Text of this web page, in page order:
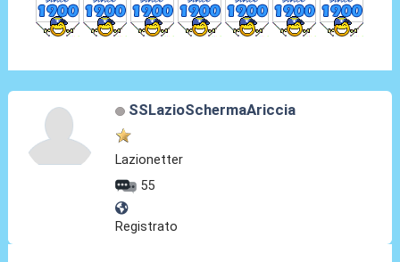
SSLazioSchermaAriccia
Lazionetter
55
Registrato